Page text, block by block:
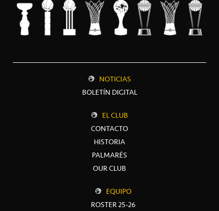
NOTICIAS
BOLETÍN DIGITAL
EL CLUB
CONTACTO
HISTORIA
PALMARÉS
OUR CLUB
EQUIPO
ROSTER 25-26